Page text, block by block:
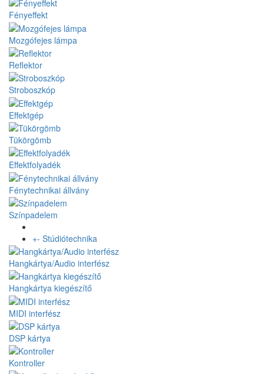
Fényeffekt
Mozgófejes lámpa
Reflektor
Stroboszkóp
Effektgép
Tükörgömb
Effektfolyadék
Fénytechnikai állvány
Színpadelem
+- Stúdiótechnika
Hangkártya/Audio interfész
Hangkártya kiegészítő
MIDI interfész
DSP kártya
Kontroller